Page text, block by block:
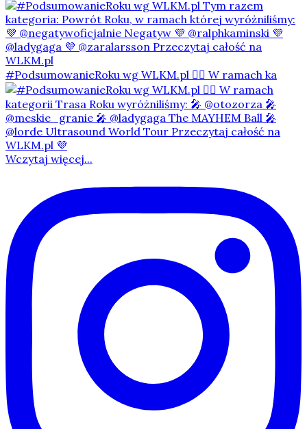
#PodsumowanieRoku wg WLKM.pl 👇🏻 W ramach ka
Wczytaj więcej...